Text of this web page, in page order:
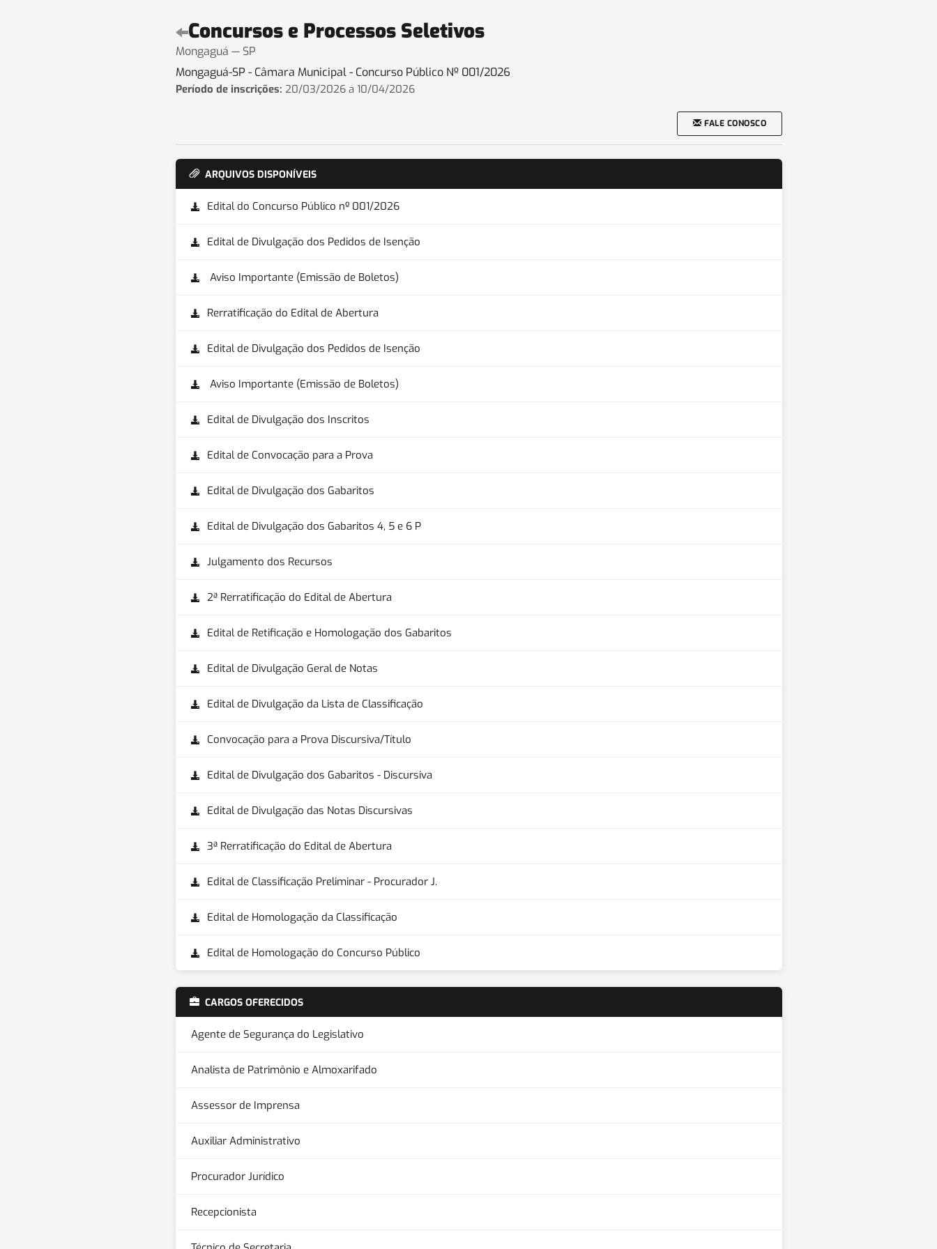
Concursos e Processos Seletivos
Mongaguá — SP
Mongaguá-SP - Câmara Municipal - Concurso Público Nº 001/2026
Período de inscrições: 20/03/2026 a 10/04/2026
FALE CONOSCO
ARQUIVOS DISPONÍVEIS
Edital do Concurso Público nº 001/2026
Edital de Divulgação dos Pedidos de Isenção
Aviso Importante (Emissão de Boletos)
Rerratificação do Edital de Abertura
Edital de Divulgação dos Pedidos de Isenção
Aviso Importante (Emissão de Boletos)
Edital de Divulgação dos Inscritos
Edital de Convocação para a Prova
Edital de Divulgação dos Gabaritos
Edital de Divulgação dos Gabaritos 4, 5 e 6 P
Julgamento dos Recursos
2ª Rerratificação do Edital de Abertura
Edital de Retificação e Homologação dos Gabaritos
Edital de Divulgação Geral de Notas
Edital de Divulgação da Lista de Classificação
Convocação para a Prova Discursiva/Título
Edital de Divulgação dos Gabaritos - Discursiva
Edital de Divulgação das Notas Discursivas
3ª Rerratificação do Edital de Abertura
Edital de Classificação Preliminar - Procurador J.
Edital de Homologação da Classificação
Edital de Homologação do Concurso Público
CARGOS OFERECIDOS
Agente de Segurança do Legislativo
Analista de Patrimônio e Almoxarifado
Assessor de Imprensa
Auxiliar Administrativo
Procurador Jurídico
Recepcionista